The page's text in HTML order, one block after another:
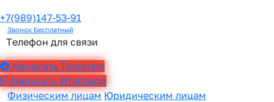
+7(989)147-53-91
Звонок Бесплатный
Телефон для связи
Написать Telegram
Написать Whatsapp
Физическим лицам Юридическим лицам